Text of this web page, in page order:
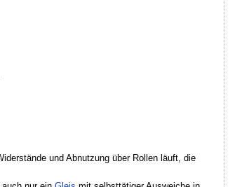
und Abnutzung über Rollen läuft, die